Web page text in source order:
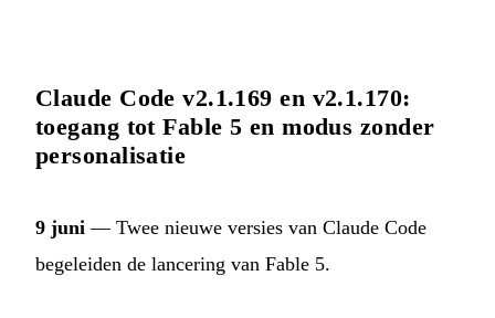
Claude Code v2.1.169 en v2.1.170:
toegang tot Fable 5 en modus zonder
personalisatie
9 juni — Twee nieuwe versies van Claude Code
begeleiden de lancering van Fable 5.